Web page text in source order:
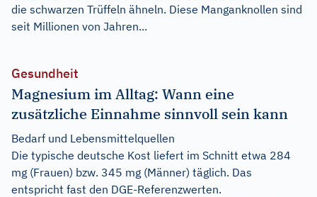
die schwarzen Trüffeln ähneln. Diese Manganknollen sind
seit Millionen von Jahren...
Gesundheit
Magnesium im Alltag: Wann eine
zusätzliche Einnahme sinnvoll sein kann
Bedarf und Lebensmittelquellen
Die typische deutsche Kost liefert im Schnitt etwa 284
mg (Frauen) bzw. 345 mg (Männer) täglich. Das
entspricht fast den DGE-Referenzwerten.